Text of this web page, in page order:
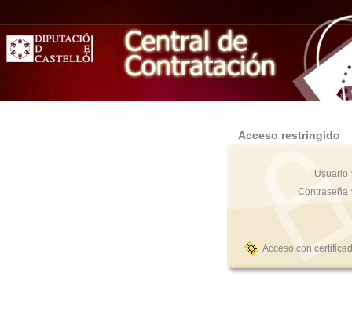
Acceso restringido
Usuario
Contraseña
Acceso con